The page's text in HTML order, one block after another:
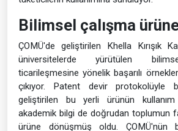
Bilimsel çalışma
ÇOMÜ'de geliştirilen Khella Kırışık
üniversitelerde yürütülen
ticarileşmesine yönelik başarılı
çıkıyor. Patent devir protokolüyle
geliştirilen bu yerli ürünün kullanım
akademik bilgi de doğrudan toplumun
ürüne dönüşmüş oldu. ÇOMÜ'nün